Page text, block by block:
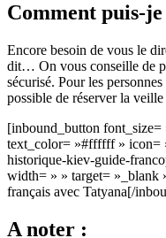
Comment puis-
Encore besoin de vous le
dit… On vous conseille de
sécurisé. Pour les
possible de réserver la
[inbound_button
text_color= »#ffffff » icon=
historique-kiev-guide-
width= » » target= »_blank
français avec Tatyana[/
A noter :